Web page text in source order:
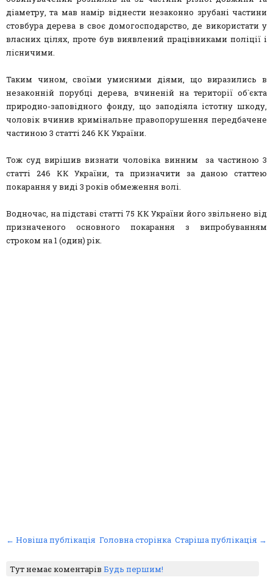
діаметру, та мав намір віднести незаконно зрубані частини
стовбура дерева в своє домогосподарство, де використати у
власних цілях, проте був виявлений працівниками поліції і
лісничими.
Таким чином, своїми умисними діями, що виразились в
незаконній порубці дерева, вчиненій на території об`єкта
природно-заповідного фонду, що заподіяла істотну шкоду,
чоловік вчинив кримінальне правопорушення передбачене
частиною 3 статті 246 КК України.
Тож суд вирішив визнати чоловіка винним за частиною 3
статті 246 КК України, та призначити за даною статтею
покарання у виді 3 років обмеження волі.
Водночас, на підставі статті 75 КК України його звільнено від
призначеного основного покарання з випробуванням
строком на 1 (один) рік.
← Новіша публікація Старіша публікація →
Головна сторінка
Тут немає коментарівБудь першим!